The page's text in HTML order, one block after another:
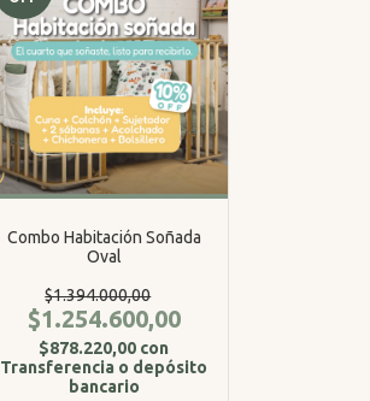
Combo Habitación Soñada
Oval
$1.394.000,00
$1.254.600,00
$878.220,00 con
Transferencia o depósito
bancario